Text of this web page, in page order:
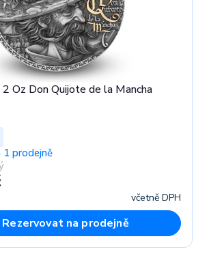
Oz Don Quijote de la Mancha
1 prodejně
včetně DPH
Rezervovat na prodejně